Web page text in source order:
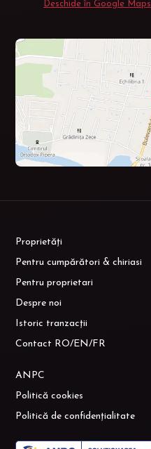
Deschide în Google Maps
Proprietăți
Pentru cumpărători & chiriasi
Pentru proprietari
Despre noi
Istoric tranzacții
Contact RO/EN/FR
ANPC
Politică cookies
Politică de confidențialitate